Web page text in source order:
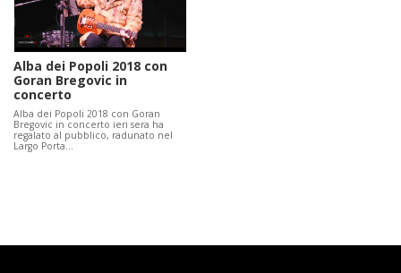
Alba dei Popoli 2018 con
Goran Bregovic in
concerto
Alba dei Popoli 2018 con Goran
Bregovic in concerto ieri sera ha
regalato al pubblico, radunato nel
Largo Porta…